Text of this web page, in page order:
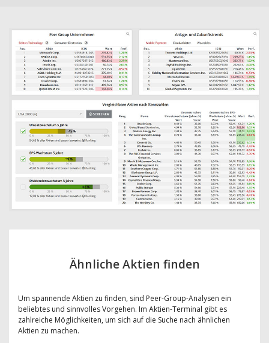
Ähnliche Aktien finden
Um spannende Aktien zu finden, sind Peer-Group-Analysen ein
beliebtes und sinnvolles Vorgehen. Im Aktien-Terminal gibt es
zahlreiche Möglichkeiten, um sich auf die Suche nach ähnlichen
Aktien zu machen.